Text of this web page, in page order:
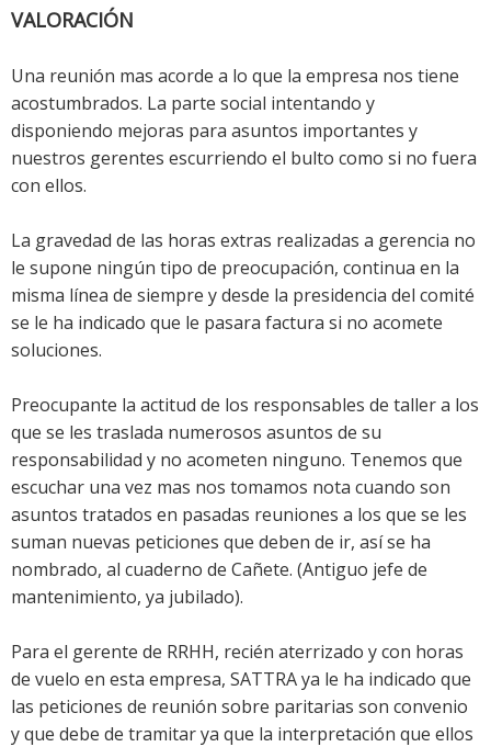
VALORACIÓN
Una reunión mas acorde a lo que la empresa nos tiene
acostumbrados. La parte social intentando y
disponiendo mejoras para asuntos importantes y
nuestros gerentes escurriendo el bulto como si no fuera
con ellos.
La gravedad de las horas extras realizadas a gerencia no
le supone ningún tipo de preocupación, continua en la
misma línea de siempre y desde la presidencia del comité
se le ha indicado que le pasara factura si no acomete
soluciones.
Preocupante la actitud de los responsables de taller a los
que se les traslada numerosos asuntos de su
responsabilidad y no acometen ninguno. Tenemos que
escuchar una vez mas nos tomamos nota cuando son
asuntos tratados en pasadas reuniones a los que se les
suman nuevas peticiones que deben de ir, así se ha
nombrado, al cuaderno de Cañete. (Antiguo jefe de
mantenimiento, ya jubilado).
Para el gerente de RRHH, recién aterrizado y con horas
de vuelo en esta empresa, SATTRA ya le ha indicado que
las peticiones de reunión sobre paritarias son convenio
y que debe de tramitar ya que la interpretación que ellos